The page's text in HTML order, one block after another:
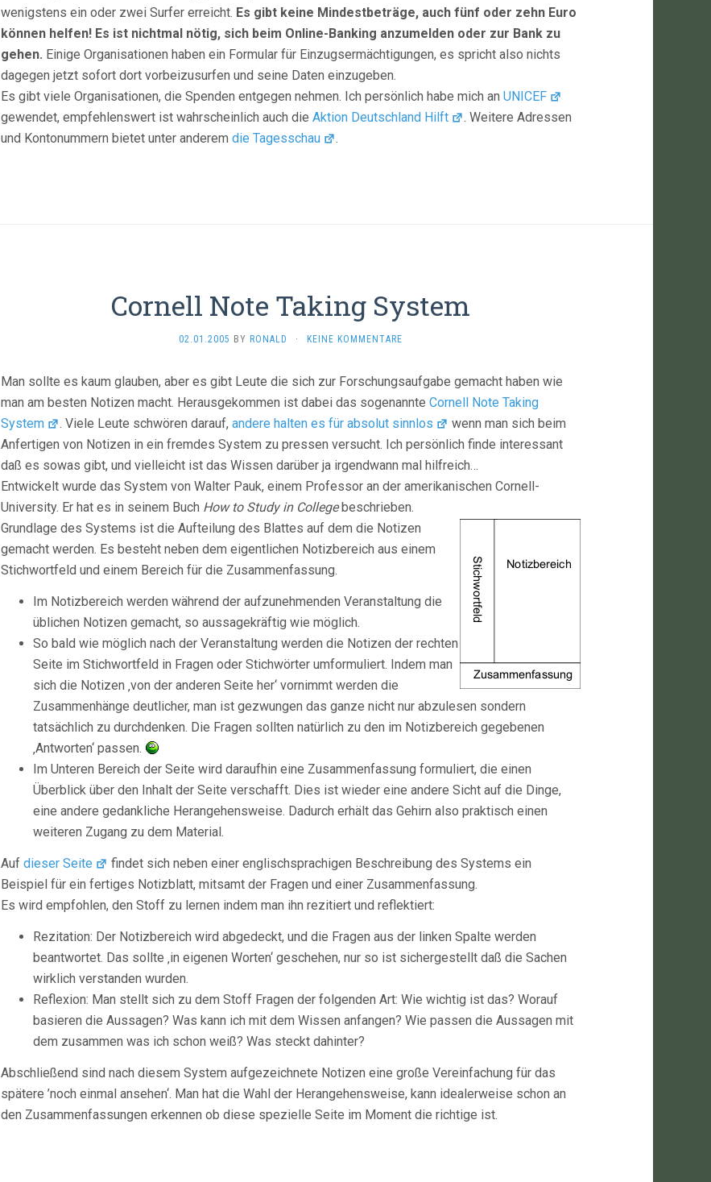
wenigstens ein oder zwei Surfer erreicht. Es gibt keine Mindestbeträge, auch fünf oder zehn Euro
können helfen! Es ist nichtmal nötig, sich beim Online-Banking anzumelden oder zur Bank zu
gehen. Einige Organisationen haben ein Formular für Einzugsermächtigungen, es spricht also nichts
dagegen jetzt sofort dort vorbeizusurfen und seine Daten einzugeben.
Es gibt viele Organisationen, die Spenden entgegen nehmen. Ich persönlich habe mich an UNICEF
gewendet, empfehlenswert ist wahrscheinlich auch die Aktion Deutschland Hilft
. Weitere Adressen
und Kontonummern bietet unter anderem die Tagesschau .
Cornell Note Taking System
02.01.2005 BY RONALD · KEINE KOMMENTARE
Man sollte es kaum glauben, aber es gibt Leute die sich zur Forschungsaufgabe gemacht haben wie
man am besten Notizen macht. Herausgekommen ist dabei das sogenannte Cornell Note Taking
System
. Viele Leute schwören darauf,andere halten es für absolut sinnlos
wenn man sich beim
Anfertigen von Notizen in ein fremdes System zu pressen versucht. Ich persönlich finde interessant
daß es sowas gibt, und vielleicht ist das Wissen darüber ja irgendwann mal hilfreich…
Entwickelt wurde das System von Walter Pauk, einem Professor an der amerikanischen Cornell-
University. Er hat es in seinem Buch How to Study in Collegebeschrieben.
Grundlage des Systems ist die Aufteilung des Blattes auf dem die Notizen
gemacht werden. Es besteht neben dem eigentlichen Notizbereich aus einem
Stichwortfeld und einem Bereich für die Zusammenfassung.
Im Notizbereich werden während der aufzunehmenden Veranstaltung die
üblichen Notizen gemacht, so aussagekräftig wie möglich.
So bald wie möglich nach der Veranstaltung werden die Notizen der rechten
Seite im Stichwortfeld in Fragen oder Stichwörter umformuliert. Indem man
sich die Notizen ‚von der anderen Seite her‘ vornimmt werden die
Zusammenhänge deutlicher, man ist gezwungen das ganze nicht nur abzulesen sondern
tatsächlich zu durchdenken. Die Fragen sollten natürlich zu den im Notizbereich gegebenen
‚Antworten‘ passen.
Im Unteren Bereich der Seite wird daraufhin eine Zusammenfassung formuliert, die einen
Überblick über den Inhalt der Seite verschafft. Dies ist wieder eine andere Sicht auf die Dinge,
eine andere gedankliche Herangehensweise. Dadurch erhält das Gehirn also praktisch einen
weiteren Zugang zu dem Material.
Auf dieser Seite
findet sich neben einer englischsprachigen Beschreibung des Systems ein
Beispiel für ein fertiges Notizblatt, mitsamt der Fragen und einer Zusammenfassung.
Es wird empfohlen, den Stoff zu lernen indem man ihn rezitiert und reflektiert:
Rezitation: Der Notizbereich wird abgedeckt, und die Fragen aus der linken Spalte werden
beantwortet. Das sollte ‚in eigenen Worten‘ geschehen, nur so ist sichergestellt daß die Sachen
wirklich verstanden wurden.
Reflexion: Man stellt sich zu dem Stoff Fragen der folgenden Art: Wie wichtig ist das? Worauf
basieren die Aussagen? Was kann ich mit dem Wissen anfangen? Wie passen die Aussagen mit
dem zusammen was ich schon weiß? Was steckt dahinter?
Abschließend sind nach diesem System aufgezeichnete Notizen eine große Vereinfachung für das
spätere ’noch einmal ansehen‘. Man hat die Wahl der Herangehensweise, kann idealerweise schon an
den Zusammenfassungen erkennen ob diese spezielle Seite im Moment die richtige ist.